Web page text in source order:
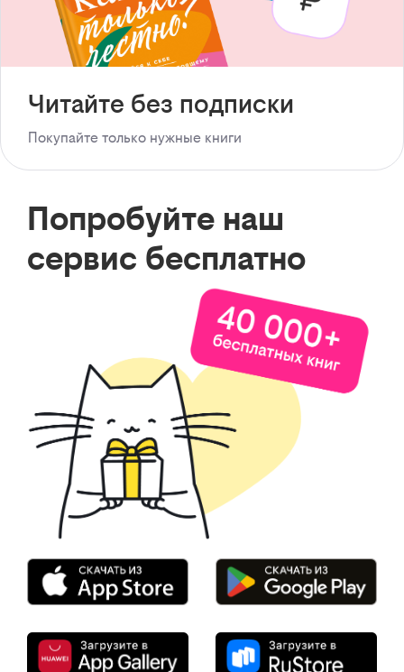
Читайте без подписки
Покупайте только нужные книги
Попробуйте наш
сервис бесплатно